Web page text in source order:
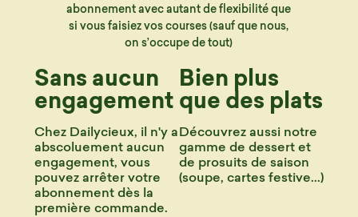
abonnement avec autant de flexibilité que
si vous faisiez vos courses (sauf que nous,
on s’occupe de tout)
Sans aucun
engagement
Chez Dailycieux, il n'y a
abscoluement aucun
engagement, vous
pouvez arrêter votre
abonnement dès la
première commande.
Bien plus
que des plats
Découvrez aussi notre
gamme de dessert et
de prosuits de saison
(soupe, cartes festive...)